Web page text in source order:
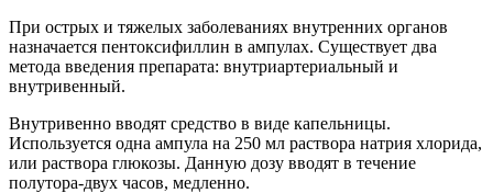
При острых и тяжелых заболеваниях внутренних органов
назначается пентоксифиллин в ампулах. Существует два
метода введения препарата: внутриартериальный и
внутривенный.
Внутривенно вводят средство в виде капельницы.
Используется одна ампула на 250 мл раствора натрия хлорида,
или раствора глюкозы. Данную дозу вводят в течение
полутора-двух часов, медленно.